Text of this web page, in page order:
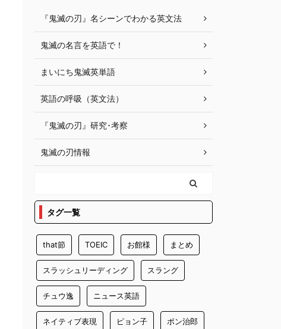
『鬼滅の刃』名シーンでわかる英文法
鬼滅の名言を英語で！
まいにち鬼滅英単語
英語の呼吸（英文法）
『鬼滅の刃』研究･考察
鬼滅の刃情報
タグ一覧
that節 TOEIC お館様 まとめ
スラッシュリーディング スラング
チュウ逸 ニュース英語
ネイティブ表現 ピョン子 ポン治郎